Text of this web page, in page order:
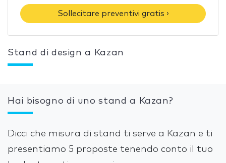
Sollecitare preventivi gratis ›
Stand di design a Kazan
Hai bisogno di uno stand a Kazan?
Dicci che misura di stand ti serve a Kazan e ti
presentiamo 5 proposte tenendo conto il tuo